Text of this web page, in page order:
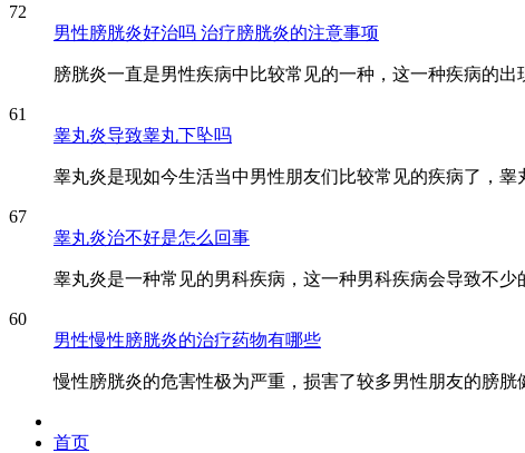
72
男性膀胱炎好治吗 治疗膀胱炎的注意事项
膀胱炎一直是男性疾病中比较常见的一种，这一种疾病的
61
睾丸炎导致睾丸下坠吗
睾丸炎是现如今生活当中男性朋友们比较常见的疾病了，
67
睾丸炎治不好是怎么回事
睾丸炎是一种常见的男科疾病，这一种男科疾病会导致不
60
男性慢性膀胱炎的治疗药物有哪些
慢性膀胱炎的危害性极为严重，损害了较多男性朋友的膀
首页